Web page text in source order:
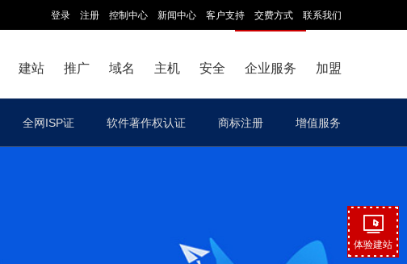
登录 注册 控制中心 新闻中心 客户支持 交费方式 联系我们
建站 推广 域名 主机 安全 企业服务 加盟
增值服务
商标注册
软件著作权认证
全网ISP证
体验建站